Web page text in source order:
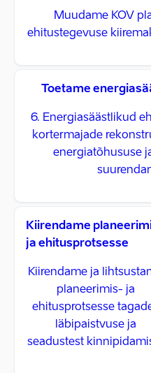
Muudame KOV
ehitustegevuse
Toetame
6. Energiasäästlikud
kortermajade
energiatõhususe
Kiirendame
ja ehitusprotsesse
Kiirendame ja
planeerimis- ja
ehitusprotsesse
läbipaistvuse ja
seadustest